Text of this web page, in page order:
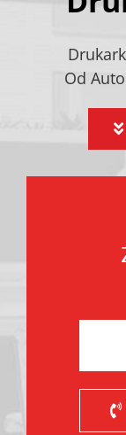
Od